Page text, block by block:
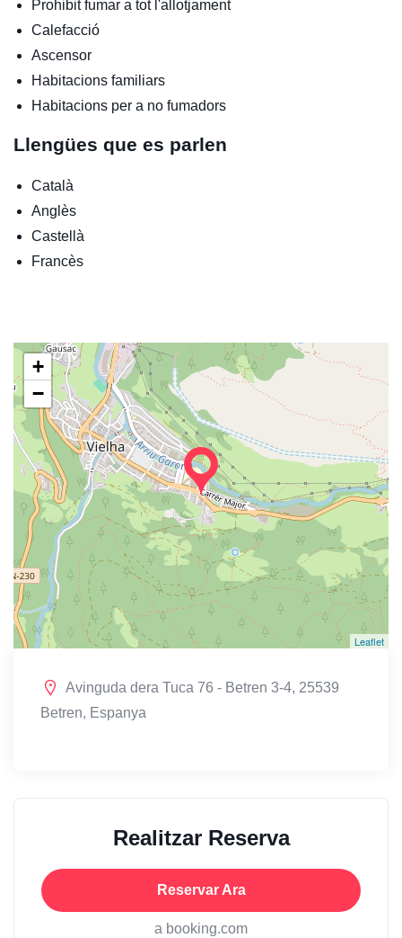
Prohibit fumar a tot l'allotjament
Calefacció
Ascensor
Habitacions familiars
Habitacions per a no fumadors
Llengües que es parlen
Català
Anglès
Castellà
Francès
+
−
Leaflet
Avinguda dera Tuca 76 - Betren 3-4, 25539
Betren, Espanya
Realitzar Reserva
Reservar Ara
a booking.com